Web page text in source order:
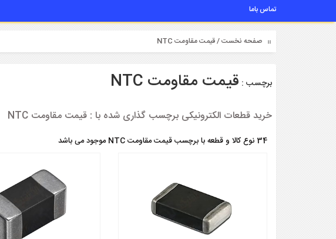
تماس باما
صفحه نخست/ قیمت مقاومت NTC
برچسب : قیمت مقاومت NTC
خرید قطعات الکترونیکی برچسب گذاری شده با : قیمت مقاومت NTC
34 نوع کالا و قطعه با برچسب قیمت مقاومت NTC موجود می باشد